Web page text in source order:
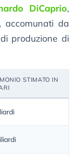
DiCaprio,
, accomunati da
produzione di
STIMATO IN